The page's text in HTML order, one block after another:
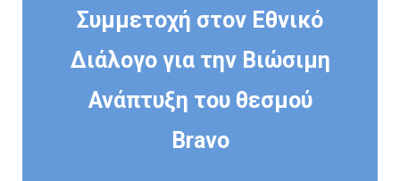
Συμμετοχή στον Εθνικό
Διάλογο για την Βιώσιμη
Ανάπτυξη του θεσμού
Bravo